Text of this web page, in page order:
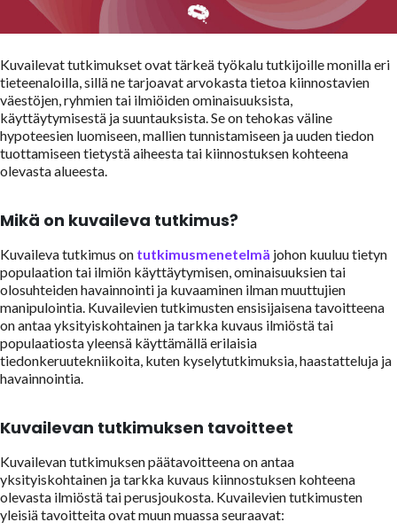
Kuvailevat tutkimukset ovat tärkeä työkalu tutkijoille monilla eri
tieteenaloilla, sillä ne tarjoavat arvokasta tietoa kiinnostavien
väestöjen, ryhmien tai ilmiöiden ominaisuuksista,
käyttäytymisestä ja suuntauksista. Se on tehokas väline
hypoteesien luomiseen, mallien tunnistamiseen ja uuden tiedon
tuottamiseen tietystä aiheesta tai kiinnostuksen kohteena
olevasta alueesta.
Mikä on kuvaileva tutkimus?
Kuvaileva tutkimus on tutkimusmenetelmä johon kuuluu tietyn
populaation tai ilmiön käyttäytymisen, ominaisuuksien tai
olosuhteiden havainnointi ja kuvaaminen ilman muuttujien
manipulointia. Kuvailevien tutkimusten ensisijaisena tavoitteena
on antaa yksityiskohtainen ja tarkka kuvaus ilmiöstä tai
populaatiosta yleensä käyttämällä erilaisia
tiedonkeruutekniikoita, kuten kyselytutkimuksia, haastatteluja ja
havainnointia.
Kuvailevan tutkimuksen tavoitteet
Kuvailevan tutkimuksen päätavoitteena on antaa
yksityiskohtainen ja tarkka kuvaus kiinnostuksen kohteena
olevasta ilmiöstä tai perusjoukosta. Kuvailevien tutkimusten
yleisiä tavoitteita ovat muun muassa seuraavat: